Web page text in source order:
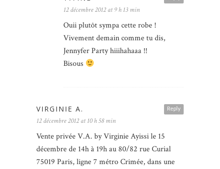
12 décembre 2012 at 9 h 13 min
Ouii plutôt sympa cette robe !
Vivement demain comme tu dis,
Jennyfer Party hiiihahaaa !!
Bisous
Reply
VIRGINIE A.
12 décembre 2012 at 10 h 58 min
Vente privée V.A. by Virginie Ayissi le 15
décembre de 14h à 19h au 80/82 rue Curial
75019 Paris, ligne 7 métro Crimée, dans une